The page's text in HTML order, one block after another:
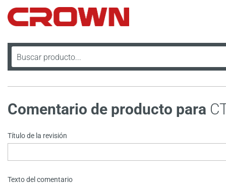
Comentario de producto para
Título de la revisión
Texto del comentario